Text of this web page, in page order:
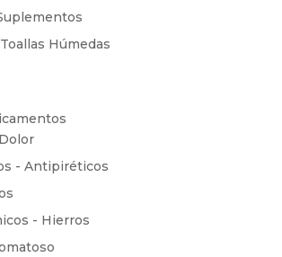
Húmedas
- Antipiréticos
- Hierros